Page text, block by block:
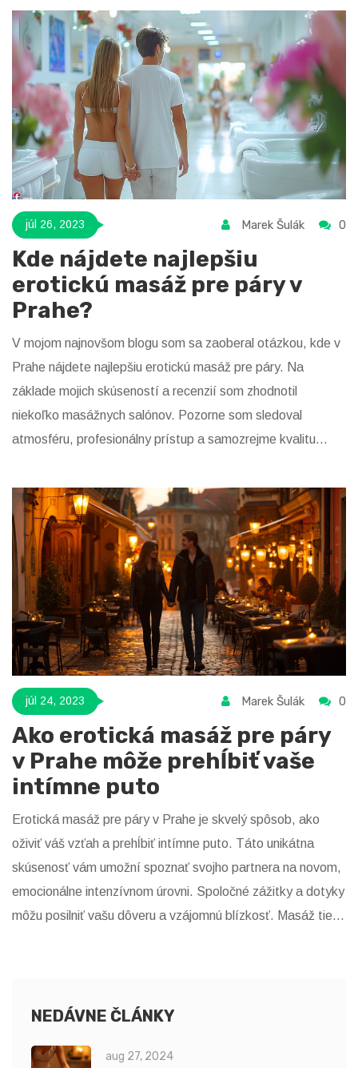
júl 26, 2023 Marek Šulák 0
Kde nájdete najlepšiu
erotickú masáž pre páry v
Prahe?
V mojom najnovšom blogu som sa zaoberal otázkou, kde v
Prahe nájdete najlepšiu erotickú masáž pre páry. Na
základe mojich skúseností a recenzií som zhodnotil
niekoľko masážnych salónov. Pozorne som sledoval
atmosféru, profesionálny prístup a samozrejme kvalitu
celom článku. Praha ponúka mnoho skvelých miest pre
páry, ktoré hľadajú nové spôsoby, ako obohatiť svoj vzťah a
erotická masáž môže byť jednou z nich.
júl 24, 2023 Marek Šulák 0
Ako erotická masáž pre páry
v Prahe môže prehĺbiť vaše
intímne puto
Erotická masáž pre páry v Prahe je skvelý spôsob, ako
oživiť váš vzťah a prehĺbiť intímne puto. Táto unikátna
skúsenosť vám umožní spoznať svojho partnera na novom,
emocionálne intenzívnom úrovni. Spoločné zážitky a dotyky
môžu posilniť vašu dôveru a vzájomnú blízkosť. Masáž tiež
svoj vzťah a posilniť svoje vzájomné puto.
NEDÁVNE ČLÁNKY
aug 27, 2024